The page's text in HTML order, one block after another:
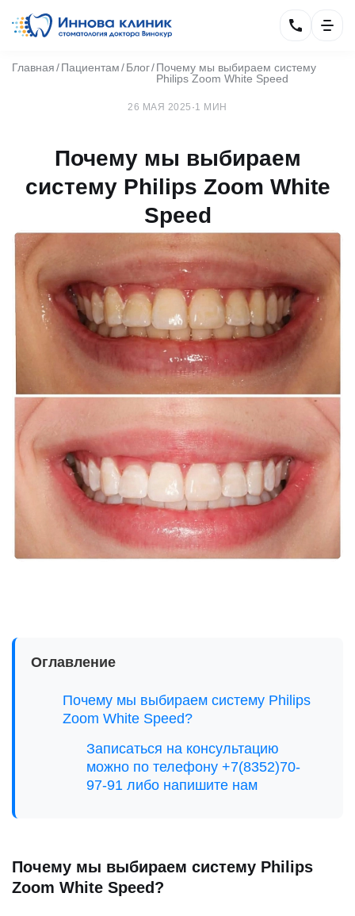
Главная Пациентам Блог Почему мы выбираем систему
Philips Zoom White Speed
26 МАЯ 2025 ·1 МИН
Почему мы выбираем
систему Philips Zoom White
Speed
Оглавление
Почему мы выбираем систему Philips
Zoom White Speed?
Записаться на консультацию
можно по телефону +7(8352)70-
97-91 либо напишите нам
Почему мы выбираем систему Philips
Zoom White Speed?